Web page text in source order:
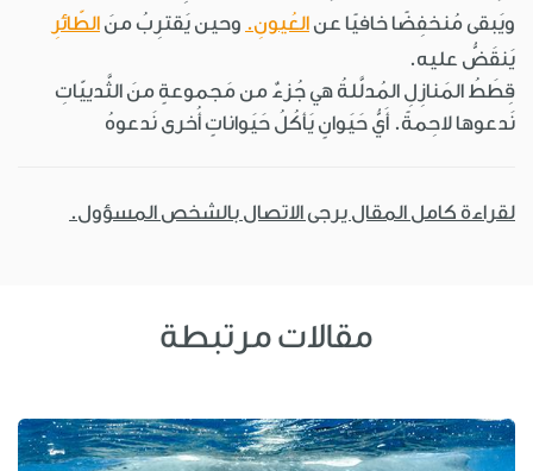
ويَبقى مُنخفِضًا خافيًا عن العُيونِ. وحين يَقترِبُ منَ الطّائرِ
يَنقَضُّ عليه.
قِطَطُ المَنازِلِ المُدلَّلةُ هي جُزءٌ من مَجموعةٍ منَ الثَّدييّاتِ
نَدعوها لاحِمةً. أَيُّ حَيَوانٍ يَأكُلُ حَيَواناتٍ أُخرى نَدعوهُ
لقراءة كامل المقال يرجى الاتصال بالشخص المسؤول.
مقالات مرتبطة